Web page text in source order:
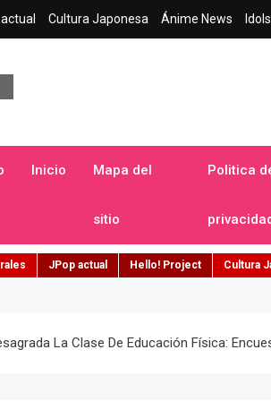
Cultura Japonesa Ánime News
Inicio Mapa del
sitio
Politica
JPop actual Hello! Project Cultura
La Clase De Educación Física: